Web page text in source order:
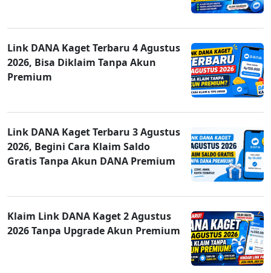
Link DANA Kaget Terbaru 4 Agustus
2026, Bisa Diklaim Tanpa Akun
Premium
Link DANA Kaget Terbaru 3 Agustus
2026, Begini Cara Klaim Saldo
Gratis Tanpa Akun DANA Premium
Klaim Link DANA Kaget 2 Agustus
2026 Tanpa Upgrade Akun Premium